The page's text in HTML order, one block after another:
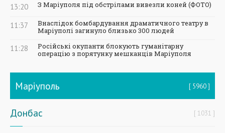
13:20 З Маріуполя під обстрілами вивезли коней (ФОТО)
11:37
Внаслідок бомбардування драматичного театру в
Маріуполі загинуло близько 300 людей
11:28
Російські окупанти блокують гуманітарну
операцію з порятунку мешканців Маріуполя
Маріуполь 5960
Донбас 1031